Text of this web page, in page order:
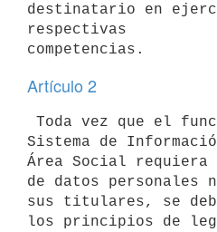
destinatario en
respectivas
Artículo 2
Sistema de
Área Social
de datos personales
sus titulares, se
los principios de